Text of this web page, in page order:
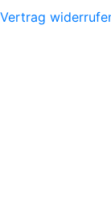
Vertrag